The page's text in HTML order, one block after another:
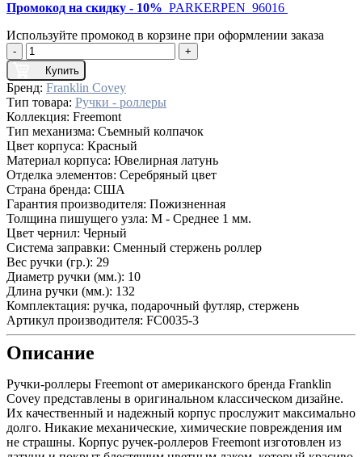
Промокод на скидку - 10% PARKERPEN_96016
Используйте промокод в корзине при оформлении заказа
-
+
Купить
Бренд: Franklin Covey
Тип товара: Ручки - роллеры
Коллекция: Freemont
Тип механизма: Съемный колпачок
Цвет корпуса: Красный
Материал корпуса: Ювелирная латунь
Отделка элементов: Серебряный цвет
Страна бренда: США
Гарантия производителя: Пожизненная
Толщина пишущего узла: M - Среднее 1 мм.
Цвет чернил: Черный
Система заправки: Сменный стержень роллер
Вес ручки (гр.): 29
Диаметр ручки (мм.): 10
Длина ручки (мм.): 132
Комплектация: ручка, подарочный футляр, стержень
Артикул производителя: FC0035-3
Описание
Ручки-роллеры Freemont от американского бренда Franklin
Covey представлены в оригинальном классическом дизайне.
Их качественный и надежный корпус прослужит максимально
долго. Никакие механические, химические повреждения им
не страшны. Корпус ручек-роллеров Freemont изготовлен из